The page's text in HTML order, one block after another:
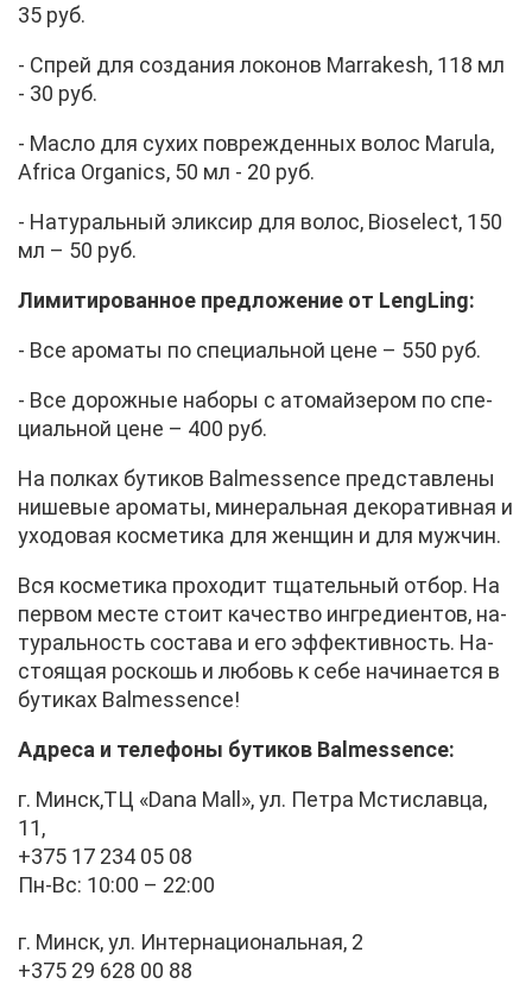
35 руб.
- Спрей для со­зда­ния ло­ко­нов Marrakesh, 118 мл
- 30 руб.
- Мас­ло для су­хих по­вре­жден­ных во­лос Marula,
Africa Organics, 50 мл - 20 руб.
- На­ту­раль­ный элик­сир для во­лос, Bioselect, 150
мл – 50 руб.
Ли­ми­ти­ро­ван­ное пред­ло­же­ние от LengLing:
- Все аро­ма­ты по спе­ци­аль­ной цене – 550 руб.
- Все до­рож­ные на­бо­ры с ато­май­зе­ром по спе­
ци­аль­ной цене – 400 руб.
На пол­ках бу­ти­ков Balmessence пред­став­ле­ны
ни­ше­вые аро­ма­ты, ми­не­раль­ная де­ко­ра­тив­ная и
ухо­до­вая кос­ме­ти­ка для жен­щин и для муж­чин.
Вся кос­ме­ти­ка про­хо­дит тща­тель­ный от­бор. На
пер­вом ме­сте сто­ит ка­че­ство ин­гре­ди­ен­тов, на­
ту­раль­ность со­ста­ва и его эф­фек­тив­ность. На­
сто­я­щая рос­кошь и лю­бовь к се­бе на­чи­на­ет­ся в
бу­ти­ках Balmessence!
Ад­ре­са и те­ле­фо­ны бу­ти­ков Balmessence:
г. Минск,ТЦ «Dana Mall», ул. Пет­ра Мсти­слав­ца,
11,
+375 17 234 05 08
Пн-Вс: 10:00 – 22:00
г. Минск, ул. Ин­тер­на­ци­о­наль­ная, 2
+375 29 628 00 88